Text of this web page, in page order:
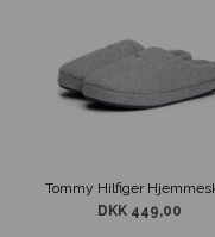
DKK 449,00